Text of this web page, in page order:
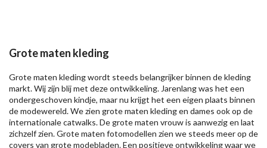
Grote maten kleding
Grote maten kleding wordt steeds belangrijker binnen de kleding
markt. Wij zijn blij met deze ontwikkeling. Jarenlang was het een
ondergeschoven kindje, maar nu krijgt het een eigen plaats binnen
de modewereld. We zien grote maten kleding en dames ook op de
internationale catwalks. De grote maten vrouw is aanwezig en laat
zichzelf zien. Grote maten fotomodellen zien we steeds meer op de
covers van grote modebladen. Een positieve ontwikkeling waar we